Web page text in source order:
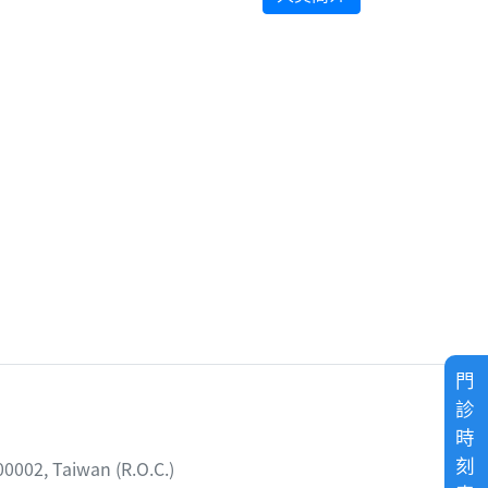
Taiwan (R.O.C.)
門
診
時
刻